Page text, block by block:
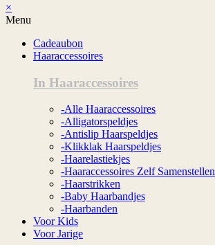
×
Menu
Cadeaubon
Haaraccessoires
In Haaraccessoires
-Alle Haaraccessoires
-Alligatorspeldjes
-Antislip Haarspeldjes
-Klikklak Haarspeldjes
-Haarelastiekjes
-Haaraccessoires Zelf Samenstellen
-Haarstrikken
-Baby Haarbandjes
-Haarbanden
Voor Kids
Voor Jarige